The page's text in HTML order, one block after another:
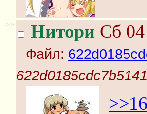
>> Нитори Сб
Файл: